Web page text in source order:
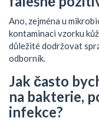
Ano, zejména u
kontaminaci vzorku
důležité dodržovat
odborník.
Jak často
na bakterie,
infekce?